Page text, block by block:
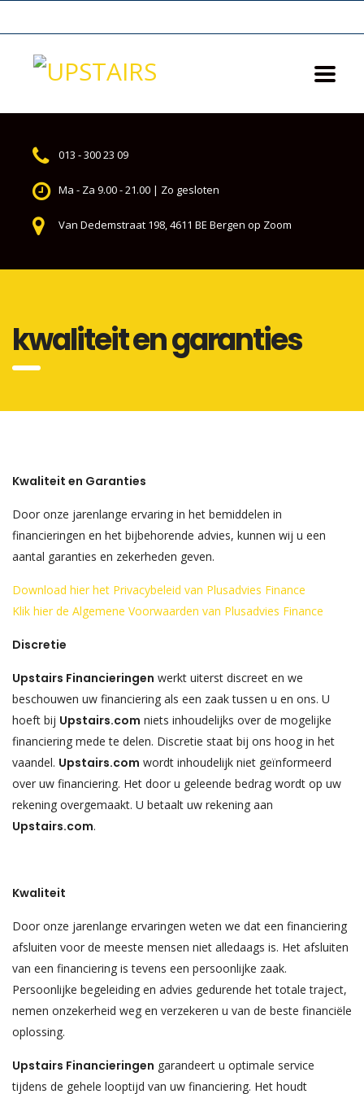
013 - 300 23 09
Ma - Za 9.00 - 21.00 | Zo gesloten
Van Dedemstraat 198, 4611 BE Bergen op Zoom
kwaliteit en garanties
Kwaliteit en Garanties
Door onze jarenlange ervaring in het bemiddelen in
financieringen en het bijbehorende advies, kunnen wij u een
aantal garanties en zekerheden geven.
Download hier het Privacybeleid van Plusadvies Finance
Klik hier de Algemene Voorwaarden van Plusadvies Finance
Discretie
Upstairs Financieringen werkt uiterst discreet en we
beschouwen uw financiering als een zaak tussen u en ons. U
hoeft bij Upstairs.com niets inhoudelijks over de mogelijke
financiering mede te delen. Discretie staat bij ons hoog in het
vaandel. Upstairs.com wordt inhoudelijk niet geïnformeerd
over uw financiering. Het door u geleende bedrag wordt op uw
rekening overgemaakt. U betaalt uw rekening aan
Upstairs.com.
Kwaliteit
Door onze jarenlange ervaringen weten we dat een financiering
afsluiten voor de meeste mensen niet alledaags is. Het afsluiten
van een financiering is tevens een persoonlijke zaak.
Persoonlijke begeleiding en advies gedurende het totale traject,
nemen onzekerheid weg en verzekeren u van de beste financiële
oplossing.
Upstairs Financieringen garandeert u optimale service
tijdens de gehele looptijd van uw financiering. Het houdt